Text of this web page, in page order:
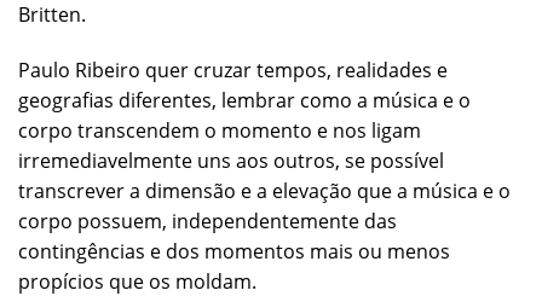
Britten.
Paulo Ribeiro quer cruzar tempos, realidades e
geografias diferentes, lembrar como a música e o
corpo transcendem o momento e nos ligam
irremediavelmente uns aos outros, se possível
transcrever a dimensão e a elevação que a música e o
corpo possuem, independentemente das
contingências e dos momentos mais ou menos
propícios que os moldam.